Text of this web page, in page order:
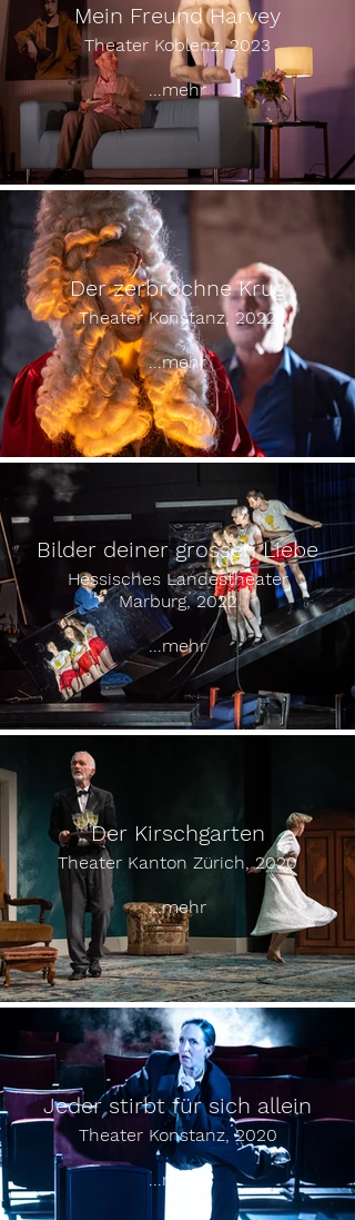
Mein Freund Harvey
Theater Koblenz, 2023
...mehr
Der zerbrochne Krug
Theater Konstanz, 2022
...mehr
Bilder deiner grossen Liebe
Hessisches Landestheater
Marburg, 2022
...mehr
Der Kirschgarten
Theater Kanton Zürich, 2020
...mehr
Jeder stirbt für sich allein
Theater Konstanz, 2020
...mehr